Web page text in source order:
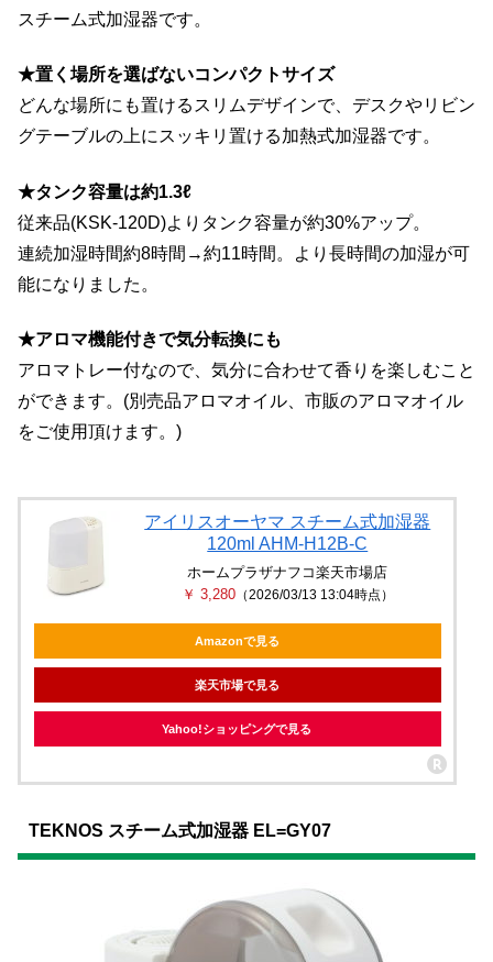
スチーム式加湿器です。
★置く場所を選ばないコンパクトサイズ
どんな場所にも置けるスリムデザインで、デスクやリビン
グテーブルの上にスッキリ置ける加熱式加湿器です。
★タンク容量は約1.3ℓ
従来品(KSK-120D)よりタンク容量が約30%アップ。
連続加湿時間約8時間→約11時間。より長時間の加湿が可
能になりました。
★アロマ機能付きで気分転換にも
アロマトレー付なので、気分に合わせて香りを楽しむこと
ができます。(別売品アロマオイル、市販のアロマオイル
をご使用頂けます。)
アイリスオーヤマ スチーム式加湿器
120ml AHM-H12B-C
ホームプラザナフコ楽天市場店
￥ 3,280（2026/03/13 13:04時点）
Amazonで見る
楽天市場で見る
Yahoo!ショッピングで見る
TEKNOS スチーム式加湿器 EL=GY07